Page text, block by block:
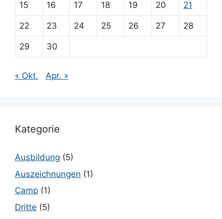
15 16 17 18 19 20 21
22 23 24 25 26 27 28
29 30
« Okt. Apr. »
Kategorie
Ausbildung (5)
Auszeichnungen (1)
Camp (1)
Dritte (5)